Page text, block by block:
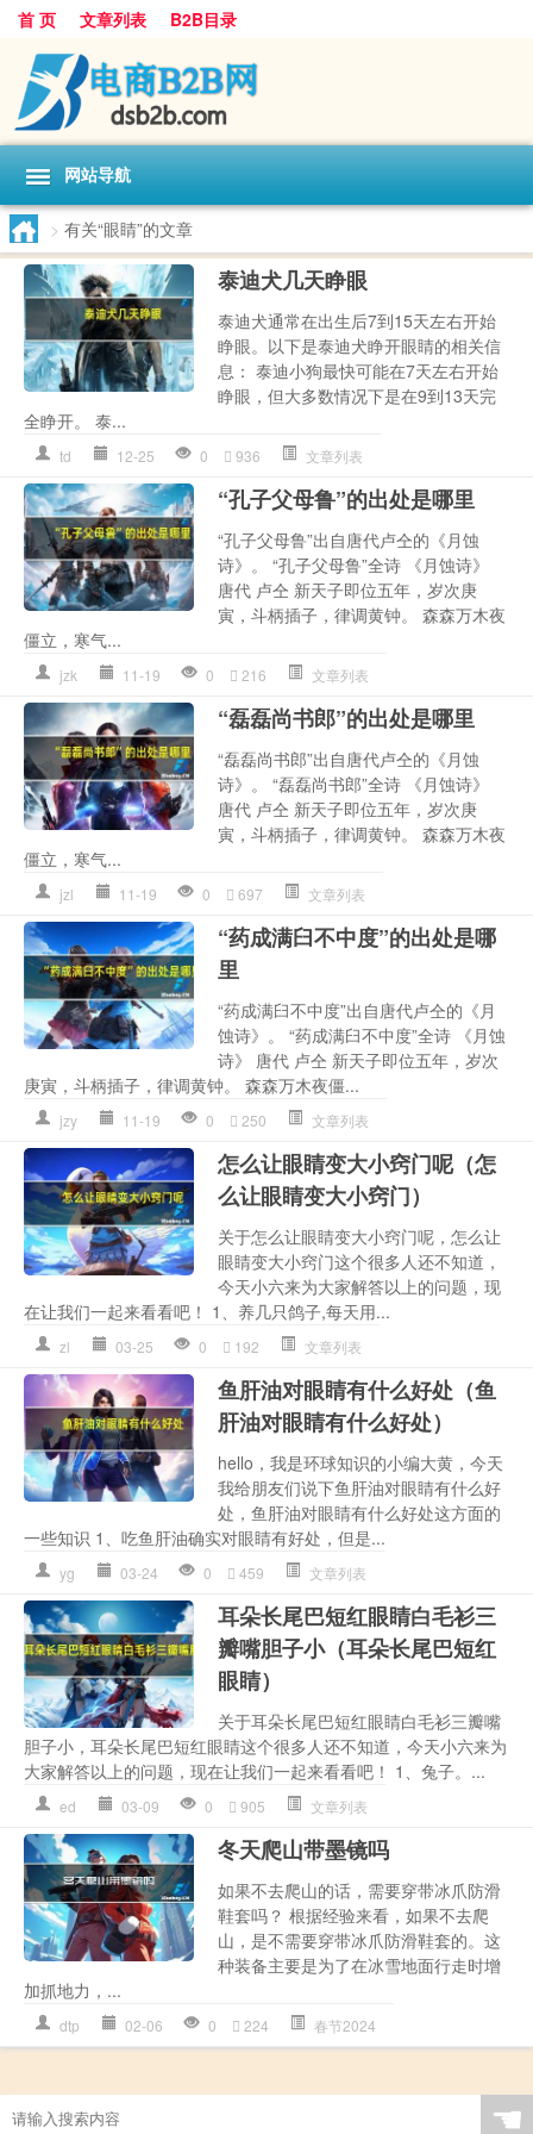
首 页 文章列表 B2B目录
网站导航
> 有关“眼睛”的文章
泰迪犬几天睁眼
泰迪犬通常在出生后7到15天左右开始
睁眼。以下是泰迪犬睁开眼睛的相关信
息： 泰迪小狗最快可能在7天左右开始
睁眼，但大多数情况下是在9到13天完
全睁开。 泰...
td 12-25 0 936 文章列表
“孔子父母鲁”的出处是哪里
“孔子父母鲁”出自唐代卢仝的《月蚀
诗》。 “孔子父母鲁”全诗 《月蚀诗》
唐代 卢仝 新天子即位五年，岁次庚
寅，斗柄插子，律调黄钟。 森森万木夜
僵立，寒气...
jzk 11-19 0 216 文章列表
“磊磊尚书郎”的出处是哪里
“磊磊尚书郎”出自唐代卢仝的《月蚀
诗》。 “磊磊尚书郎”全诗 《月蚀诗》
唐代 卢仝 新天子即位五年，岁次庚
寅，斗柄插子，律调黄钟。 森森万木夜
僵立，寒气...
jzl 11-19 0 697 文章列表
“药成满臼不中度”的出处是哪
里
“药成满臼不中度”出自唐代卢仝的《月
蚀诗》。 “药成满臼不中度”全诗 《月蚀
诗》 唐代 卢仝 新天子即位五年，岁次
庚寅，斗柄插子，律调黄钟。 森森万木夜僵...
jzy 11-19 0 250 文章列表
怎么让眼睛变大小窍门呢（怎
么让眼睛变大小窍门）
关于怎么让眼睛变大小窍门呢，怎么让
眼睛变大小窍门这个很多人还不知道，
今天小六来为大家解答以上的问题，现
在让我们一起来看看吧！ 1、养几只鸽子,每天用...
zl 03-25 0 192 文章列表
鱼肝油对眼睛有什么好处（鱼
肝油对眼睛有什么好处）
hello，我是环球知识的小编大黄，今天
我给朋友们说下鱼肝油对眼睛有什么好
处，鱼肝油对眼睛有什么好处这方面的
一些知识 1、吃鱼肝油确实对眼睛有好处，但是...
yg 03-24 0 459 文章列表
耳朵长尾巴短红眼睛白毛衫三
瓣嘴胆子小（耳朵长尾巴短红
眼睛）
关于耳朵长尾巴短红眼睛白毛衫三瓣嘴
胆子小，耳朵长尾巴短红眼睛这个很多人还不知道，今天小六来为
大家解答以上的问题，现在让我们一起来看看吧！ 1、兔子。...
ed 03-09 0 905 文章列表
冬天爬山带墨镜吗
如果不去爬山的话，需要穿带冰爪防滑
鞋套吗？ 根据经验来看，如果不去爬
山，是不需要穿带冰爪防滑鞋套的。这
种装备主要是为了在冰雪地面行走时增
加抓地力，...
dtp 02-06 0 224 春节2024
☚